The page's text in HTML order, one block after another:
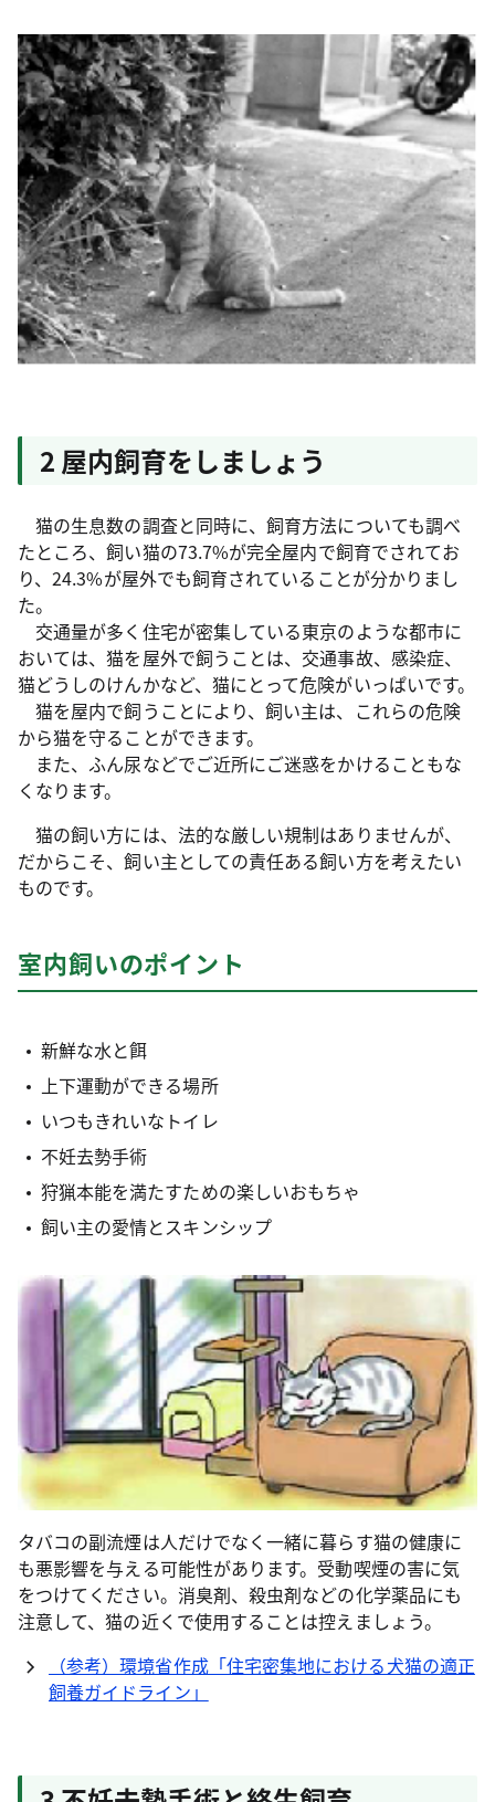
2 屋内飼育をしましょう
猫の生息数の調査と同時に、飼育方法についても調べ
たところ、飼い猫の73.7%が完全屋内で飼育でされてお
り、24.3%が屋外でも飼育されていることが分かりまし
た。
交通量が多く住宅が密集している東京のような都市に
おいては、猫を屋外で飼うことは、交通事故、感染症、
猫どうしのけんかなど、猫にとって危険がいっぱいです。
猫を屋内で飼うことにより、飼い主は、これらの危険
から猫を守ることができます。
また、ふん尿などでご近所にご迷惑をかけることもな
くなります。
猫の飼い方には、法的な厳しい規制はありませんが、
だからこそ、飼い主としての責任ある飼い方を考えたい
ものです。
室内飼いのポイント
新鮮な水と餌
上下運動ができる場所
いつもきれいなトイレ
不妊去勢手術
狩猟本能を満たすための楽しいおもちゃ
飼い主の愛情とスキンシップ
タバコの副流煙は人だけでなく一緒に暮らす猫の健康に
も悪影響を与える可能性があります。受動喫煙の害に気
をつけてください。消臭剤、殺虫剤などの化学薬品にも
注意して、猫の近くで使用することは控えましょう。
（参考）環境省作成「住宅密集地における犬猫の適正
飼養ガイドライン」